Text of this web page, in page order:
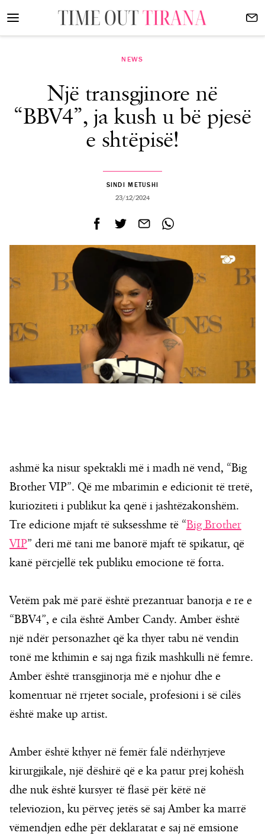
NEWS
Një transgjinore në
“BBV4”, ja kush u bë pjesë
e shtëpisë!
SINDI METUSHI
23/12/2024
ashmë ka nisur spektakli më i madh në vend, “Big
Brother VIP”. Që me mbarimin e edicionit të tretë,
kurioziteti i publikut ka qenë i jashtëzakonshëm.
Tre edicione mjaft të suksesshme të “Big Brother
VIP” deri më tani me banorë mjaft të spikatur, që
kanë përcjellë tek publiku emocione të forta.
Vetëm pak më parë është prezantuar banorja e re e
“BBV4”, e cila është Amber Candy. Amber është
një ndër personazhet që ka thyer tabu në vendin
tonë me kthimin e saj nga fizik mashkulli në femre.
Amber është transgjinorja më e njohur dhe e
komentuar në rrjetet sociale, profesioni i së cilës
është make up artist.
Amber është kthyer në femër falë ndërhyrjeve
kirurgjikale, një dëshirë që e ka patur prej kohësh
dhe nuk është kursyer të flasë për këtë në
televiozion, ku përveç jetës së saj Amber ka marrë
vëmendjen edhe për deklaratat e saj në emsione